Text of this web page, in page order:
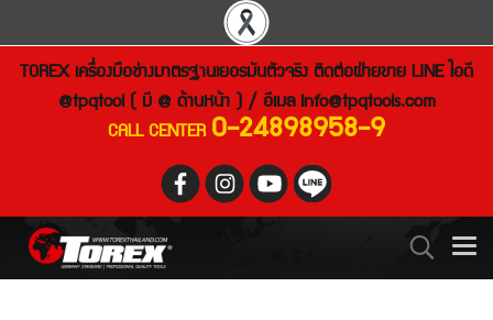
TOREX เครื่องมือช่างมาตรฐานเยอรมันตัวจริง ติดต่อฝ่ายขาย LINE ไอดี
@tpqtool ( มี @ ด้านหน้า ) / อีเมล info@tpqtools.com
CALL CENTER 0-24898958-9